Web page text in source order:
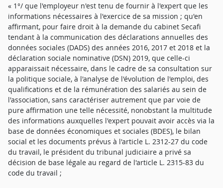
« 1°/ que l'employeur n'est tenu de fournir à l'expert que les
informations nécessaires à l'exercice de sa mission ; qu'en
affirmant, pour faire droit à la demande du cabinet Secafi
tendant à la communication des déclarations annuelles des
données sociales (DADS) des années 2016, 2017 et 2018 et la
déclaration sociale nominative (DSN) 2019, que celle-ci
apparaissait nécessaire, dans le cadre de sa consultation sur
la politique sociale, à l'analyse de l'évolution de l'emploi, des
qualifications et de la rémunération des salariés au sein de
l'association, sans caractériser autrement que par voie de
pure affirmation une telle nécessité, nonobstant la multitude
des informations auxquelles l'expert pouvait avoir accès via la
base de données économiques et sociales (BDES), le bilan
social et les documents prévus à l'article L. 2312-27 du code
du travail, le président du tribunal judiciaire a privé sa
décision de base légale au regard de l'article L. 2315-83 du
code du travail ;